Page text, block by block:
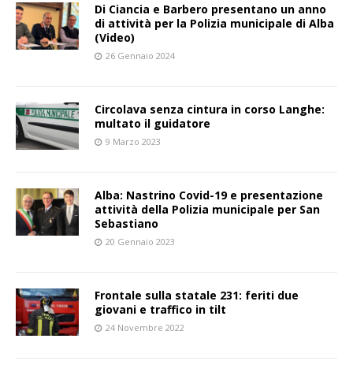
Di Ciancia e Barbero presentano un anno
di attività per la Polizia municipale di Alba
(Video)
26 Gennaio 2024
Circolava senza cintura in corso Langhe:
multato il guidatore
9 Marzo 2023
Alba: Nastrino Covid-19 e presentazione
attività della Polizia municipale per San
Sebastiano
20 Gennaio 2023
Frontale sulla statale 231: feriti due
giovani e traffico in tilt
24 Novembre 2022